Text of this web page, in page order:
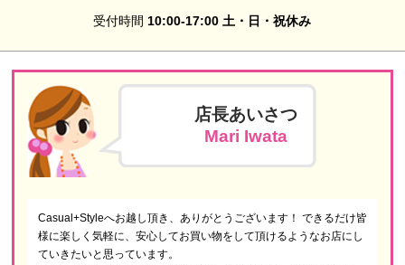
受付時間10:00-17:00 土・日・祝休み
店長あいさつ
Mari Iwata
Casual+Styleへお越し頂き、ありがとうございます！ できるだけ皆
様に楽しく気軽に、安心してお買い物をして頂けるようなお店にし
ていきたいと思っています。